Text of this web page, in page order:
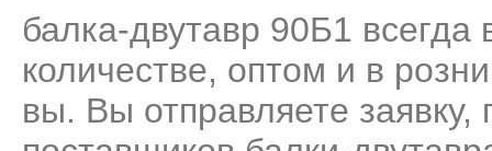
балка-двутавр 90Б1
количестве, оптом и в
вы. Вы отправляете заявку,